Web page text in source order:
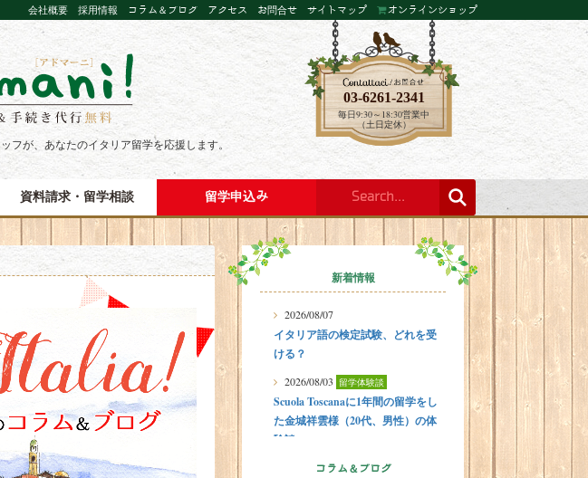
会社概要 採用情報 コラム＆ブログ アクセス お問合せ サイトマップ オンラインショップ
フが、あなたのイタリア留学を応援します。
03-6261-2341
毎日9:30～18:30営業中
（土日定休）
資料請求・留学相談 留学申込み
新着情報
2026/08/07
イタリア語の検定試験、どれを受
ける？
2026/08/03 留学体験談
Scuola Toscanaに1年間の留学をし
た金城祥雲様（20代、男性）の体
験談
2026/07/31コラム＆ブログ